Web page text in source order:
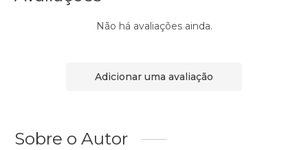
Não há avaliações ainda.
Adicionar uma avaliação
Sobre o Autor